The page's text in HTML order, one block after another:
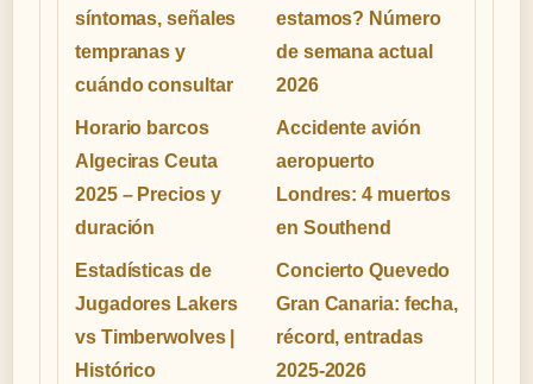
síntomas, señales
tempranas y
cuándo consultar
estamos? Número
de semana actual
2026
Horario barcos
Algeciras Ceuta
2025 – Precios y
duración
Accidente avión
aeropuerto
Londres: 4 muertos
en Southend
Estadísticas de
Jugadores Lakers
vs Timberwolves |
Histórico
Concierto Quevedo
Gran Canaria: fecha,
récord, entradas
2025-2026